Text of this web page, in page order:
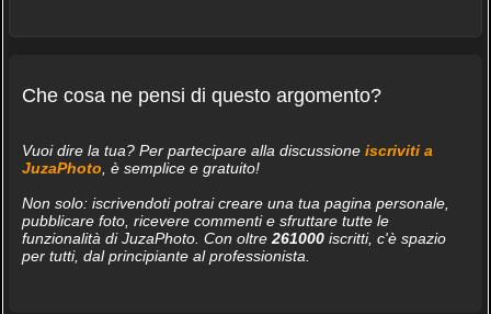
Che cosa ne pensi di questo argomento?
Vuoi dire la tua? Per partecipare alla discussione iscriviti a
JuzaPhoto , è semplice e gratuito!
Non solo: iscrivendoti potrai creare una tua pagina personale,
pubblicare foto, ricevere commenti e sfruttare tutte le
funzionalità di JuzaPhoto. Con oltre 261000iscritti, c'è spazio
per tutti, dal principiante al professionista.